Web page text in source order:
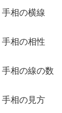
手相の横線
手相の相性
手相の線の数
手相の見方